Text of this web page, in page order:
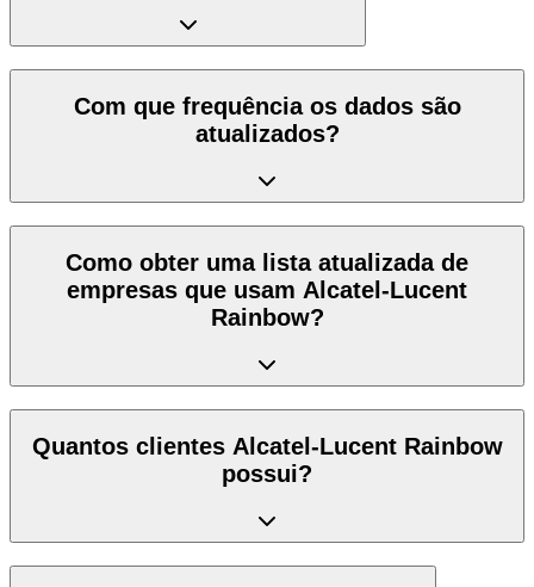
Com que frequência os dados são
atualizados?
Como obter uma lista atualizada de
empresas que usam Alcatel-Lucent
Rainbow?
Quantos clientes Alcatel-Lucent Rainbow
possui?